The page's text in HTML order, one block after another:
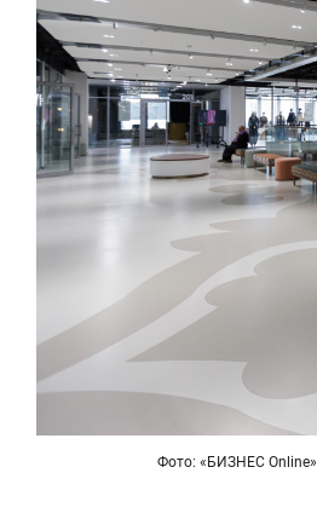
Фото: «БИЗНЕС Online»